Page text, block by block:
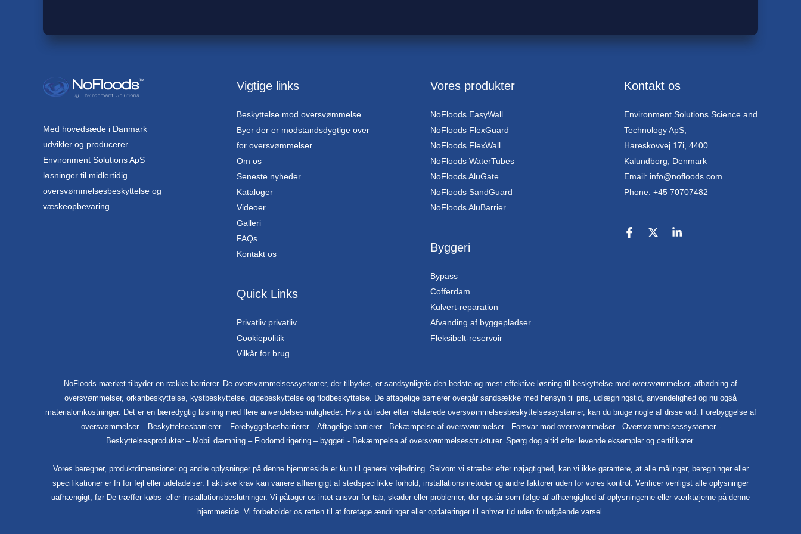
Med hovedsæde i Danmark
udvikler og producerer
Environment Solutions ApS
løsninger til midlertidig
oversvømmelsesbeskyttelse og
væskeopbevaring.
Vigtige links
Beskyttelse mod oversvømmelse
Byer der er modstandsdygtige over
for oversvømmelser
Om os
Seneste nyheder
Kataloger
Videoer
Galleri
FAQs
Kontakt os
Quick Links
Privatliv privatliv
Cookiepolitik
Vilkår for brug
Vores produkter
NoFloods EasyWall
NoFloods FlexGuard
NoFloods FlexWall
NoFloods WaterTubes
NoFloods AluGate
NoFloods SandGuard
NoFloods AluBarrier
Byggeri
Bypass
Cofferdam
Kulvert-reparation
Afvanding af byggepladser
Fleksibelt-reservoir
Kontakt os
Environment Solutions Science and
Technology ApS,
Hareskovvej 17i, 4400
Kalundborg, Denmark
Email: info@nofloods.com
Phone: +45 70707482
NoFloods-mærket tilbyder en række barrierer. De oversvømmelsessystemer, der tilbydes, er sandsynligvis den bedste og mest effektive løsning til beskyttelse mod oversvømmelser, afbødning af
oversvømmelser, orkanbeskyttelse, kystbeskyttelse, digebeskyttelse og flodbeskyttelse. De aftagelige barrierer overgår sandsække med hensyn til pris, udlægningstid, anvendelighed og nu også
materialomkostninger. Det er en bæredygtig løsning med flere anvendelsesmuligheder. Hvis du leder efter relaterede oversvømmelsesbeskyttelsessystemer, kan du bruge nogle af disse ord: Forebyggelse af
oversvømmelser – Beskyttelsesbarrierer – Forebyggelsesbarrierer – Aftagelige barrierer - Bekæmpelse af oversvømmelser - Forsvar mod oversvømmelser - Oversvømmelsessystemer -
Beskyttelsesprodukter – Mobil dæmning – Flodomdirigering – byggeri - Bekæmpelse af oversvømmelsesstrukturer. Spørg dog altid efter levende eksempler og certifikater.
Vores beregner, produktdimensioner og andre oplysninger på denne hjemmeside er kun til generel vejledning. Selvom vi stræber efter nøjagtighed, kan vi ikke garantere, at alle målinger, beregninger eller
specifikationer er fri for fejl eller udeladelser. Faktiske krav kan variere afhængigt af stedspecifikke forhold, installationsmetoder og andre faktorer uden for vores kontrol. Verificer venligst alle oplysninger
uafhængigt, før De træffer købs- eller installationsbeslutninger. Vi påtager os intet ansvar for tab, skader eller problemer, der opstår som følge af afhængighed af oplysningerne eller værktøjerne på denne
hjemmeside. Vi forbeholder os retten til at foretage ændringer eller opdateringer til enhver tid uden forudgående varsel.